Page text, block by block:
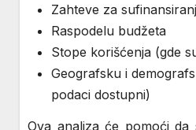
Zahteve za
Raspodelu budžeta
Stope korišćenja (gde
Geografsku i
podaci dostupni)
Ova analiza će pomoći